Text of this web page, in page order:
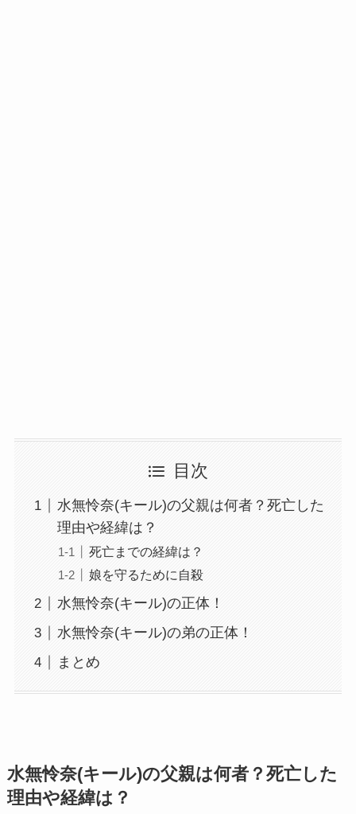
目次
水無怜奈(キール)の父親は何者？死亡した
理由や経緯は？
死亡までの経緯は？
娘を守るために自殺
水無怜奈(キール)の正体！
水無怜奈(キール)の弟の正体！
まとめ
水無怜奈(キール)の父親は何者？死亡した
理由や経緯は？